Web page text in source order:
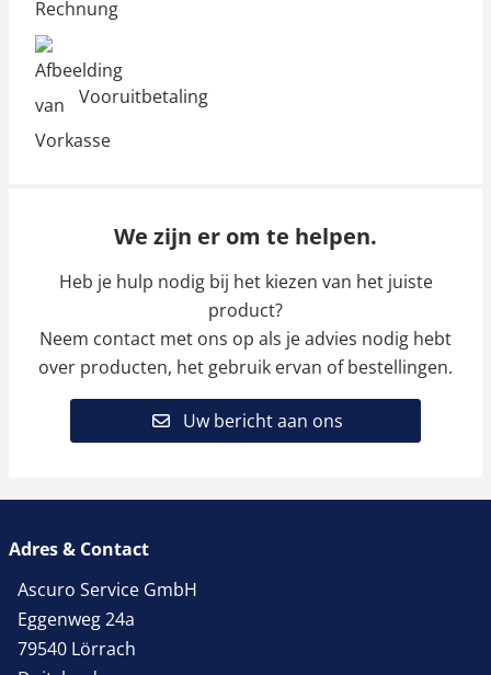
Vooruitbetaling
We zijn er om te helpen.
Heb je hulp nodig bij het kiezen van het juiste
product?
Neem contact met ons op als je advies nodig hebt
over producten, het gebruik ervan of bestellingen.
Uw bericht aan ons
Adres & Contact
Ascuro Service GmbH
Eggenweg 24a
79540 Lörrach